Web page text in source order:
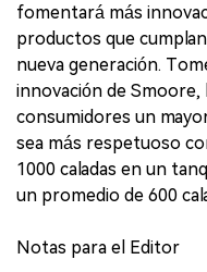
fomentará más
productos que
nueva generación.
innovación de Smoore,
consumidores un
sea más respetuoso
1000 caladas en un
un promedio de 600
Notas para el Editor